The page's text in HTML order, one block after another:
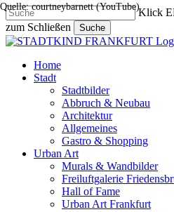
Skip
to
main
content
Klick
zum Schließen
Suche
Close
search
Menu
Home
Stadt
Stadtbilder
Abbruch & Neubau
Architektur
Allgemeines
Gastro & Shopping
Urban Art
Murals & Wandbilder
Freiluftgalerie
Hall of Fame
Urban Art Frankfurt
Quelle: courtneybarnett (YouTube)